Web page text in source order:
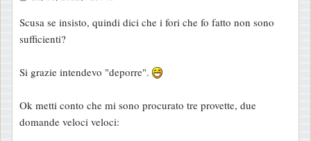
s
s
g
i
o
Scusa se insisto, quindi dici che i fori che fo fatto non sono
sufficienti?
Si grazie intendevo "deporre".
Ok metti conto che mi sono procurato tre provette, due
domande veloci veloci: